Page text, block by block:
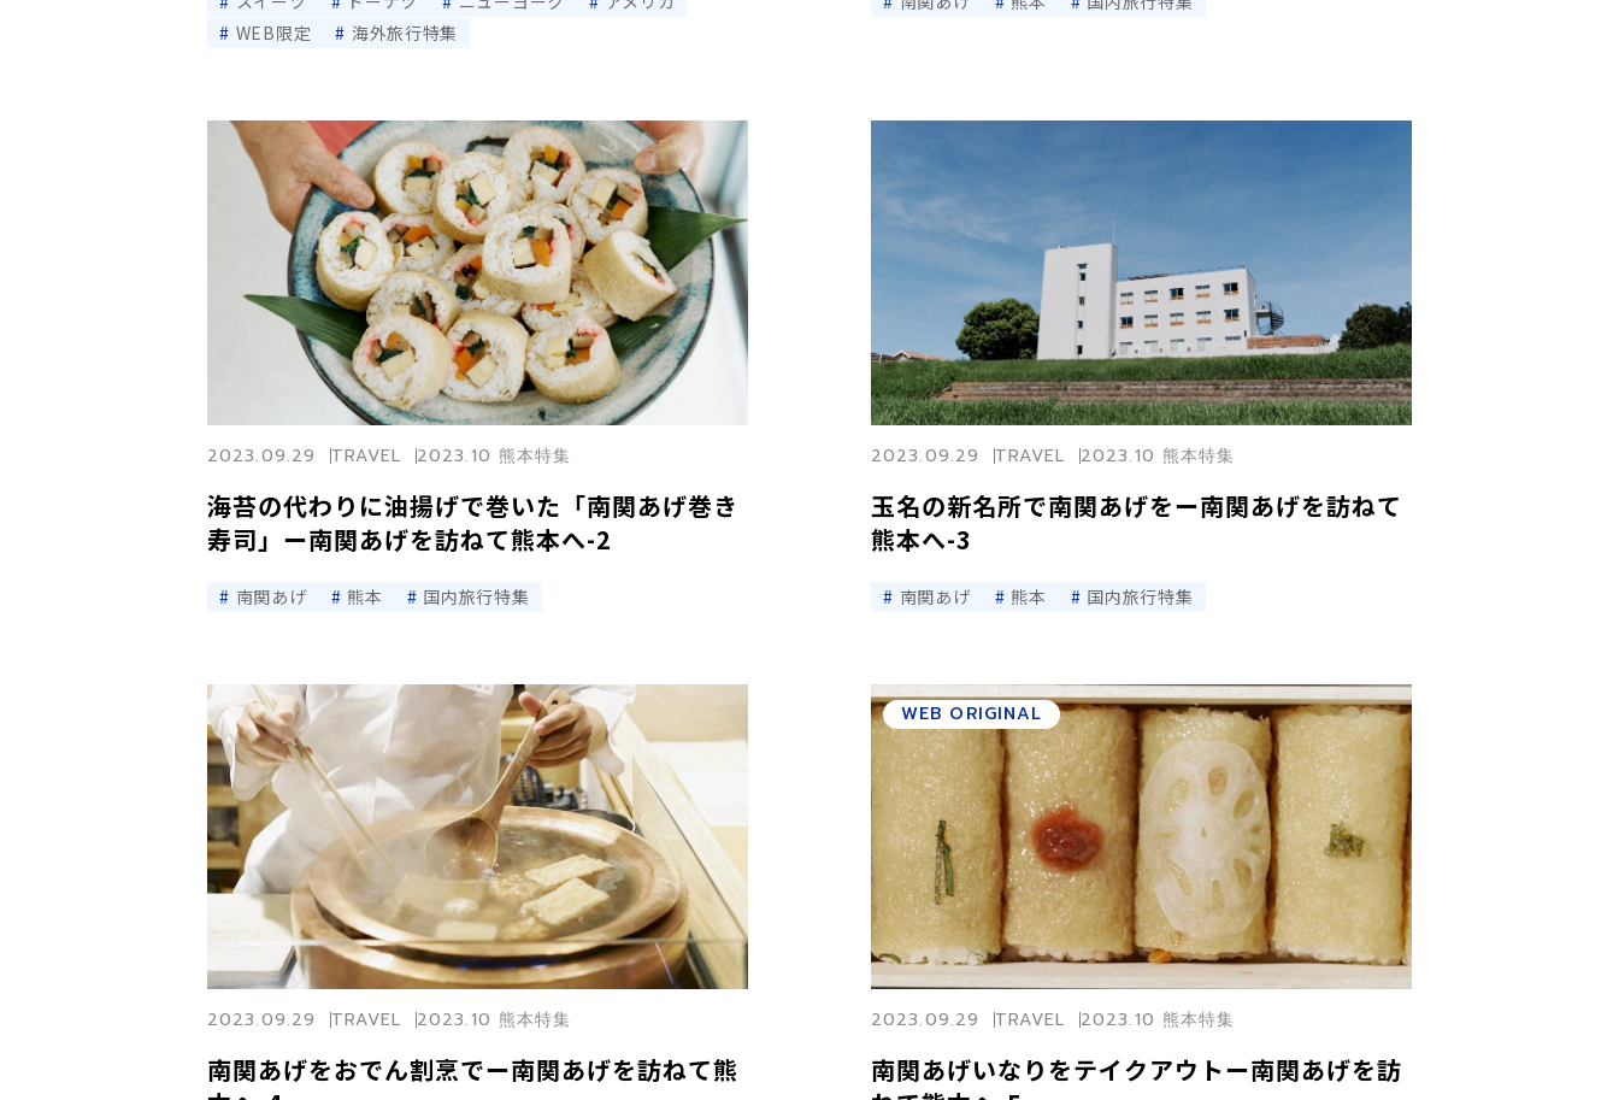
WEB限定
海外旅行特集
海苔の代わりに油揚げで巻いた「南関あげ巻き
寿司」ー南関あげを訪ねて熊本へ-2
2023.09.29 TRAVEL 2023.10 熊本特集
南関あげ 熊本 国内旅行特集
玉名の新名所で南関あげをー南関あげを訪ねて
熊本へ-3
2023.09.29 TRAVEL 2023.10 熊本特集
南関あげ 熊本 国内旅行特集
南関あげをおでん割烹でー南関あげを訪ねて熊
2023.09.29 TRAVEL 2023.10 熊本特集
南関あげいなりをテイクアウトー南関あげを訪
2023.09.29 TRAVEL 2023.10 熊本特集
WEB ORIGINAL